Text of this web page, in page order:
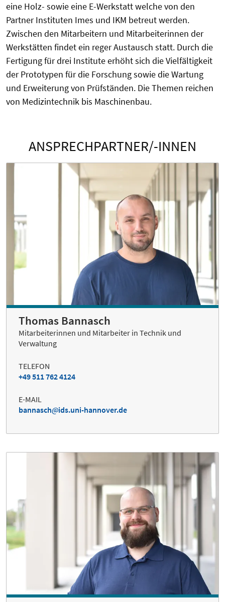
eine Holz- sowie eine E-Werkstatt welche von den
Partner Instituten Imes und IKM betreut werden.
Zwischen den Mitarbeitern und Mitarbeiterinnen der
Werkstätten findet ein reger Austausch statt. Durch die
Fertigung für drei Institute erhöht sich die Vielfältigkeit
der Prototypen für die Forschung sowie die Wartung
und Erweiterung von Prüfständen. Die Themen reichen
von Medizintechnik bis Maschinenbau.
ANSPRECHPARTNER/-INNEN
Thomas Bannasch
Mitarbeiterinnen und Mitarbeiter in Technik und
Verwaltung
TELEFON
+49 511 762 4124
E-MAIL
bannasch
ids.uni-hannover.de